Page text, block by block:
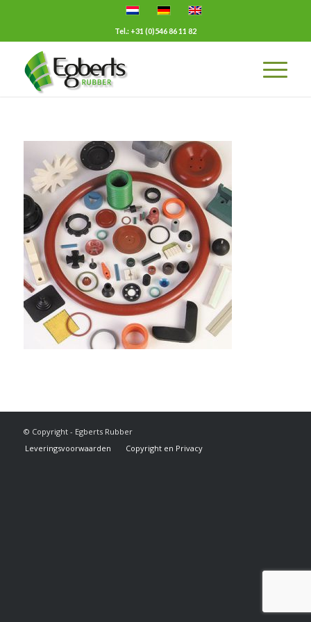
Tel.: +31 (0)546 86 11 82
© Copyright - Egberts Rubber
Leveringsvoorwaarden
Copyright en Privacy